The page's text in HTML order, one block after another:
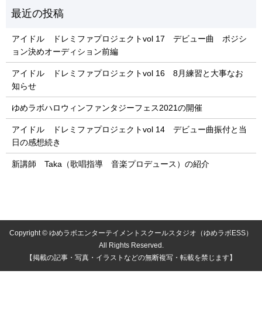
アイドル ドレミファプロジェクトvol 17 デビュー曲 ポジシ
ョン決めオーディション前編
アイドル ドレミファプロジェクトvol 16 8月練習と大事なお
知らせ
ゆめラボハロウィンファンタジーフェス2021の開催
アイドル ドレミファプロジェクトvol 14 デビュー曲振付と当
日の感想続き
新講師 Taka（歌唱指導 音楽プロデュース）の紹介
Copyright © ゆめラボエンターテイメントスクールスタジオ（ゆめラボESS）
All Rights Reserved.
【掲載の記事・写真・イラストなどの無断複写・転載を禁じます】